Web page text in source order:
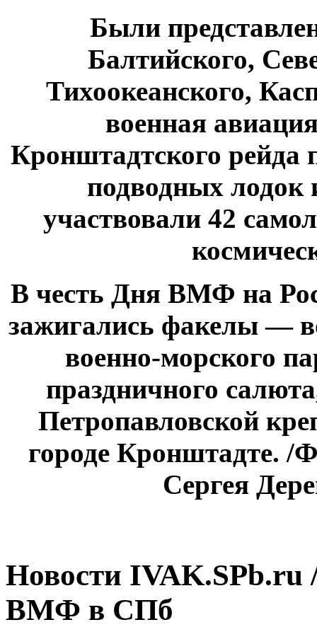
Были
Балтийского,
Тихоокеанского,
военная
Кронштадтского рейда
подводных лодок
участвовали 42
В честь Дня ВМФ на
зажигались факелы —
военно-морского
праздничного
Петропавловской
городе Кронштадте.
Сергея
Новости IVAK.SPb.ru
ВМФ в СПб